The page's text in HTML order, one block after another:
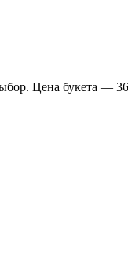
Цена букета —